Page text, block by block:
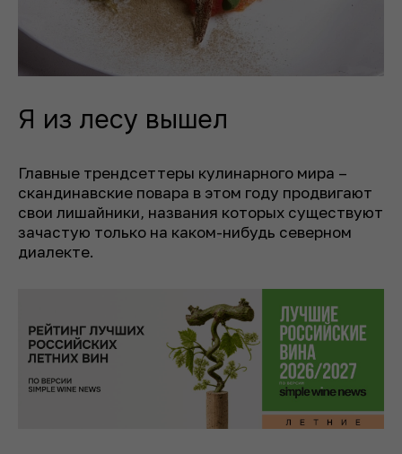
Я из лесу вышел
Главные трендсеттеры кулинарного мира –
скандинавские повара в этом году продвигают
свои лишайники, названия которых существуют
зачастую только на каком-нибудь северном
диалекте.